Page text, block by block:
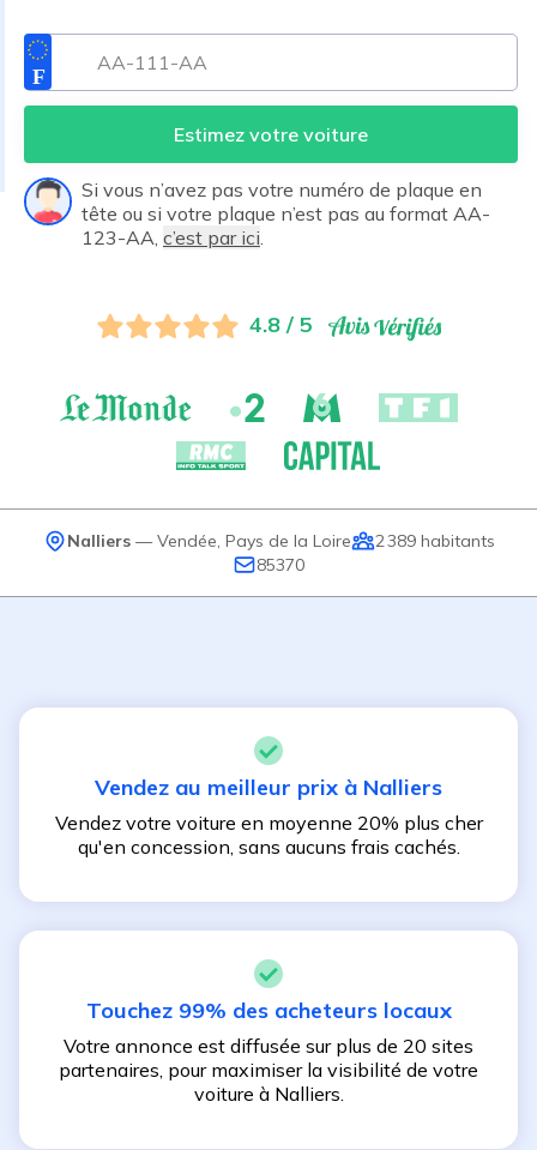
Estimez votre voiture
Si vous n’avez pas votre numéro de plaque en
tête ou si votre plaque n’est pas au format AA-
123-AA, c’est par ici
4.8 / 5
Nalliers— Vendée Pays de la Loire 2 389habitants
85370
Vendez au meilleur prix à Nalliers
Vendez votre voiture en moyenne 20% plus cher
qu'en concession, sans aucuns frais cachés.
Touchez 99% des acheteurs locaux
Votre annonce est diffusée sur plus de 20 sites
partenaires, pour maximiser la visibilité de votre
voiture à Nalliers.